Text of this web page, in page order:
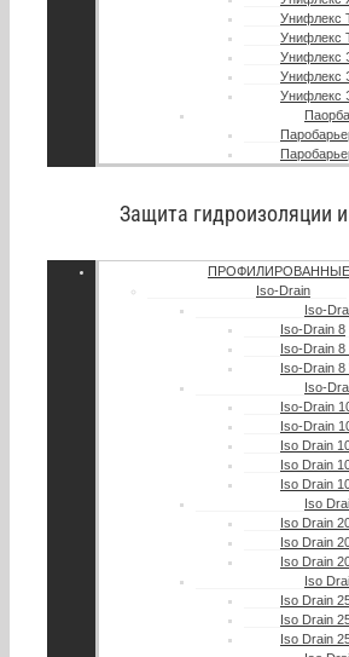
Унифлекс
Унифлекс
Унифлекс
Унифлекс
Унифлекс
Защита гидроизоляции
Iso-Drain
Iso-
Iso-Drain 8
Iso-Drain 8
Iso-Drain 8
Iso-
Iso-Drain
Iso-Drain
Iso Drain
Iso Drain
Iso Drain
Iso
Iso Drain
Iso Drain
Iso Drain
Iso
Iso Drain
Iso Drain
Iso Drain